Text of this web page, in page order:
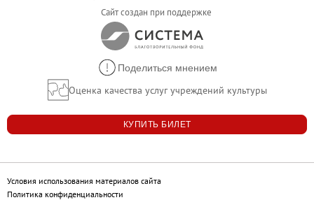
Локальные нормативные акты
Уставные документы
Закупки
Результаты проведения специальной
Аренда
Противодействие терроризму
Противодействие коррупции
Страницы памяти
Коллекции
Древнерусское искусство
Сайт создан при поддержке
Поделиться мнением
Оценка качества услуг учреждений культуры
КУПИТЬ БИЛЕТ
Условия использования материалов сайта
Политика конфиденциальности